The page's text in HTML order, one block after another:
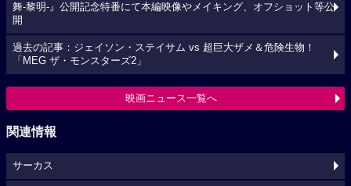
舞-黎明-』公開記念特番にて本編映像やメイキング、オフショット等公
開
過去の記事：ジェイソン・ステイサム vs 超巨大ザメ＆危険生物！
「MEG ザ・モンスターズ2」
映画ニュース一覧へ
関連情報
サーカス